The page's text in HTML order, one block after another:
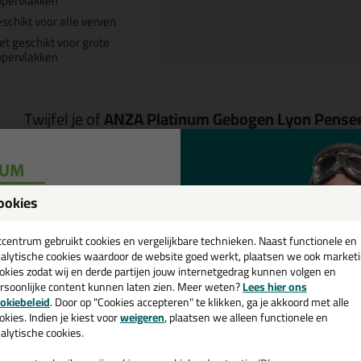
voor alle verven
geschikt voor grote
Twijfel je ofANZA Platinum Gebogen Lyon
Start de check
Platinum Gebogen Lyon
de ANZA Platinum Gebogen Lyon Penseel in nr. 20 / 20mm breed
gebruikt cookies en vergelijkbare technieken. Naast functionele en
cookies waardoor de website goed werkt, plaatsen we ook
zodat wij en derde partijen jouw internetgedrag kunnen volgen en
content kunnen laten zien. Meer weten?Lees hier ons
. Door op "Cookies accepteren" te klikken, ga je akkoord met alle
Indien je kiest voorweigeren, plaatsen we alleen functionele en
cookies.
💚
en ontvang een
€35,-bij je eerste bestelling!